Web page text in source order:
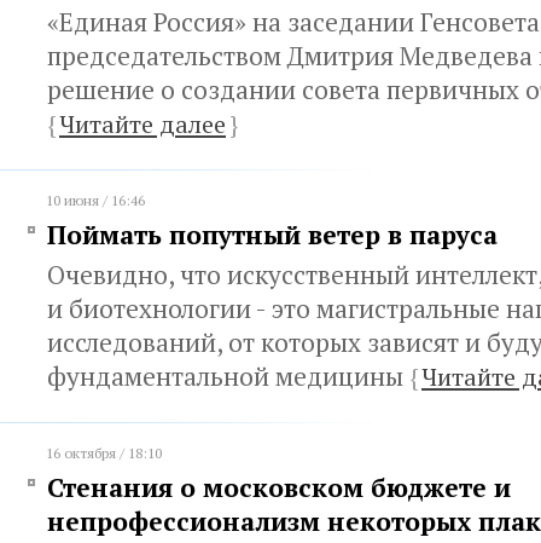
«Единая Россия» на заседании
председательством Дмитрия Медведева
решение о создании совета первичных
{Читайте далее}
10 июня / 16:46
Поймать попутный ветер в паруса
Очевидно, что искусственный
и биотехнологии - это магистральные
исследований, от которых зависят и
фундаментальной медицины {Читайте
16 октября / 18:10
Стенания о московском бюджете и
непрофессионализм некоторых